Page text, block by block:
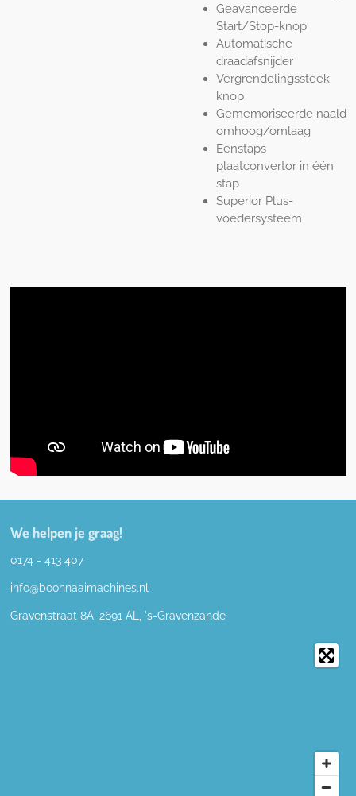
Geavanceerde
Start/Stop-knop
Automatische
draadafsnijder
Vergrendelingssteek
knop
Gememoriseerde naald
omhoog/omlaag
Eenstaps
plaatconvertor in één
stap
Superior Plus-
voedersysteem
We helpen je graag!
0174 - 413 407
info@boonnaaimachines.nl
Gravenstraat 8A, 2691 AL, 's-Gravenzande